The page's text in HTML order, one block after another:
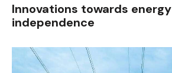
Innovations towards energy
independence